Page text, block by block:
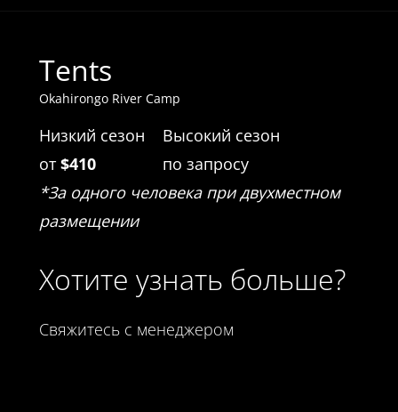
Tents
Okahirongo River Camp
Низкий сезон
от$410
Высокий сезон
по запросу
*За одного человека при двухместном
размещении
Хотите узнать больше?
Свяжитесь с менеджером